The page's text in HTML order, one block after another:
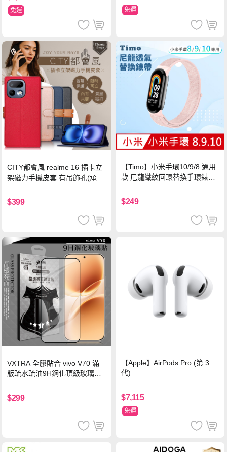
免運 免運
CITY都會風 realme 16 插卡立
架磁力手機皮套 有吊飾孔(承諾
$399
【Timo】小米手環10/9/8 通用
款 尼龍織紋回環替換手環錶帶-
$249
VXTRA 全膠貼合 vivo V70 滿
版疏水疏油9H鋼化頂級玻璃貼
$299
【Apple】AirPods Pro (第 3
代)
$7,115
免運